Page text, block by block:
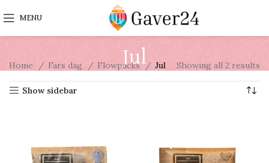
MENU
Jul
Home Fars dag Flowpacks Jul Showing all 2 results
Show sidebar